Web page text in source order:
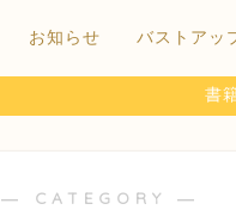
お知らせ バストアッ
書
― CATEGORY ―